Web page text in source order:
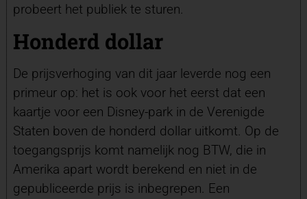
probeert het publiek te sturen.
Honderd dollar
De prijsverhoging van dit jaar leverde nog een
primeur op: het is ook voor het eerst dat een
kaartje voor een Disney-park in de Verenigde
Staten boven de honderd dollar uitkomt. Op de
toegangsprijs komt namelijk nog BTW, die in
Amerika apart wordt berekend en niet in de
gepubliceerde prijs is inbegrepen. Een